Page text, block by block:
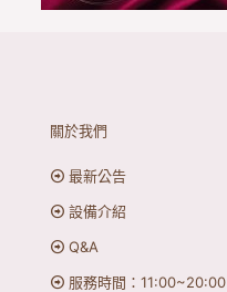
關於我們
最新公告
設備介紹
Q&A
服務時間：11:00~20:00